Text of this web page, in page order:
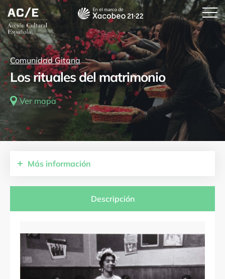
Comunidad Gitana
Los rituales del matrimonio
Ver mapa
Más información
Aragón
Comarcas
Localidades
Zaragoza
Descripción